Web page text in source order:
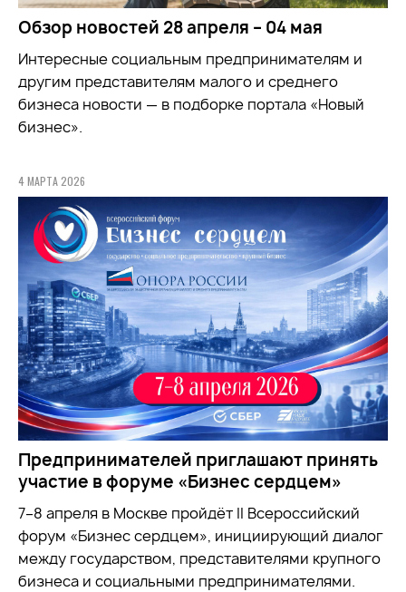
Обзор новостей 28 апреля – 04 мая
Интересные социальным предпринимателям и
другим представителям малого и среднего
бизнеса новости — в подборке портала «Новый
бизнес».
4 МАРТА 2026
Предпринимателей приглашают принять
участие в форуме «Бизнес сердцем»
7–8 апреля в Москве пройдёт II Всероссийский
форум «Бизнес сердцем», инициирующий диалог
между государством, представителями крупного
бизнеса и социальными предпринимателями.